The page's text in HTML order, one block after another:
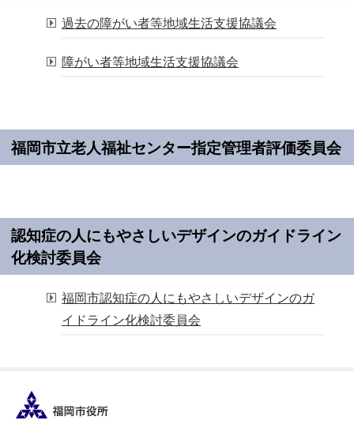
過去の障がい者等地域生活支援協議会
障がい者等地域生活支援協議会
福岡市立老人福祉センター指定管理者評価委員会
認知症の人にもやさしいデザインのガイドライン
化検討委員会
福岡市認知症の人にもやさしいデザインのガ
イドライン化検討委員会